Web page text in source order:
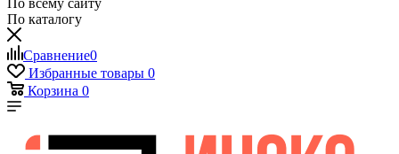
По всему сайту
По каталогу
Сравнение0
Избранные товары 0
Корзина 0